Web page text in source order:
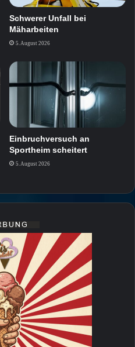
Schwerer Unfall bei
Mäharbeiten
5. August 2026
Einbruchversuch an
Sportheim scheitert
5. August 2026